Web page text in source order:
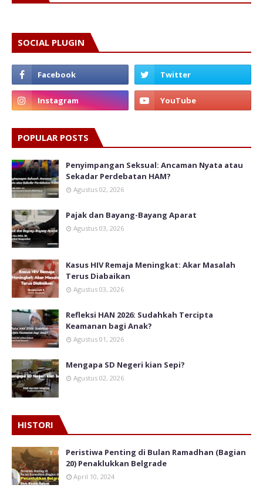
SOCIAL PLUGIN
POPULAR POSTS
Penyimpangan Seksual: Ancaman Nyata atau
Sekadar Perdebatan HAM?
Agustus 02, 2026
Pajak dan Bayang-Bayang Aparat
Agustus 03, 2026
Kasus HIV Remaja Meningkat: Akar Masalah
Terus Diabaikan
Agustus 03, 2026
Refleksi HAN 2026: Sudahkah Tercipta
Keamanan bagi Anak?
Agustus 01, 2026
Mengapa SD Negeri kian Sepi?
Agustus 02, 2026
HISTORI
Peristiwa Penting di Bulan Ramadhan (Bagian
20) Penaklukkan Belgrade
April 10, 2024